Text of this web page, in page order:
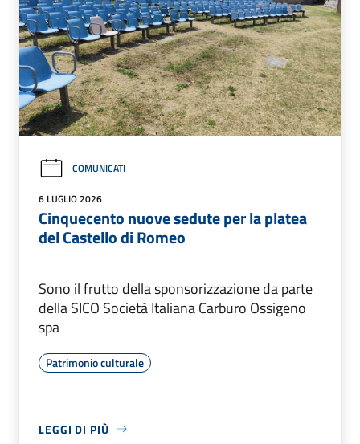
COMUNICATI
6 LUGLIO 2026
Cinquecento nuove sedute per la platea
del Castello di Romeo
Sono il frutto della sponsorizzazione da parte
della SICO Società Italiana Carburo Ossigeno
spa
Patrimonio culturale
LEGGI DI PIÙ